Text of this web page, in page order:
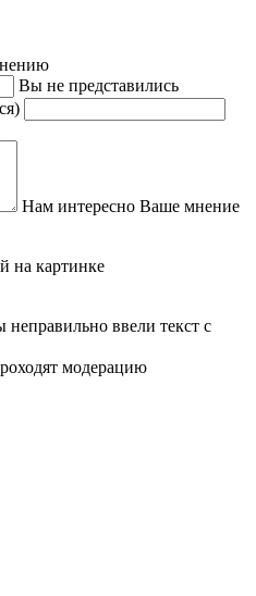
Вы не представились
Нам интересно Ваше мнение
на картинке
неправильно ввели текст с
модерацию